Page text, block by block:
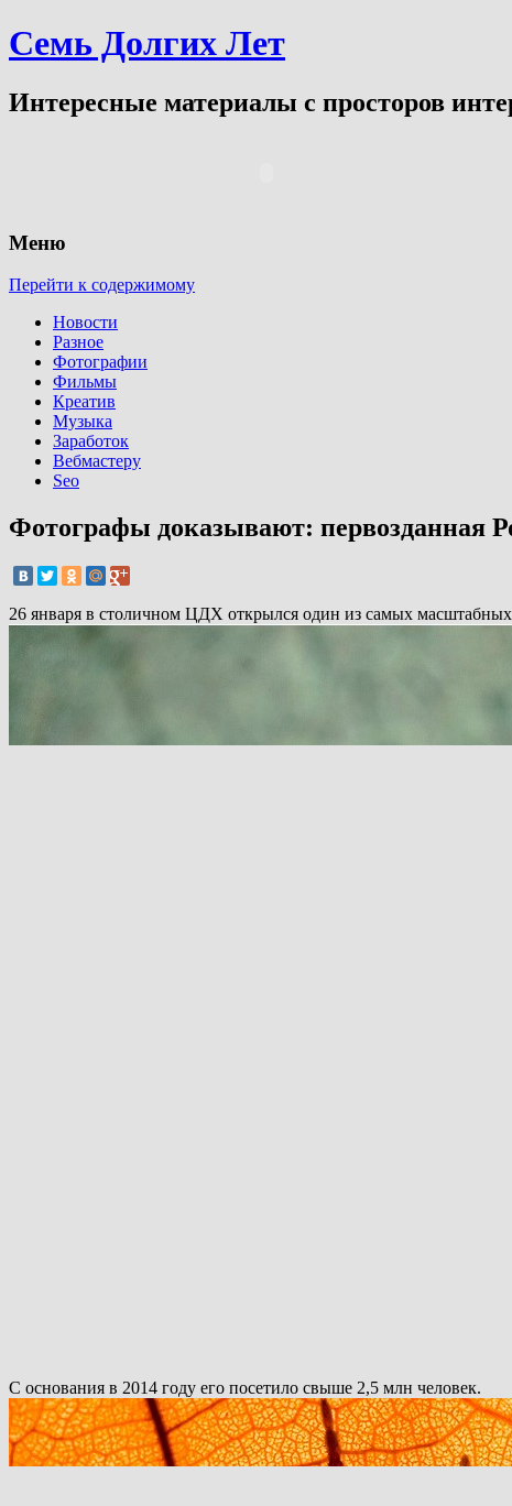
Семь Долгих Лет
Интересные материалы с просторов
Меню
Перейти к содержимому
Новости
Разное
Фотографии
Фильмы
Креатив
Музыка
Заработок
Вебмастеру
Seo
Фотографы доказывают: первозданная
26 января в столичном ЦДХ открылся один из самых
С основания в 2014 году его посетило свыше 2,5 млн человек.